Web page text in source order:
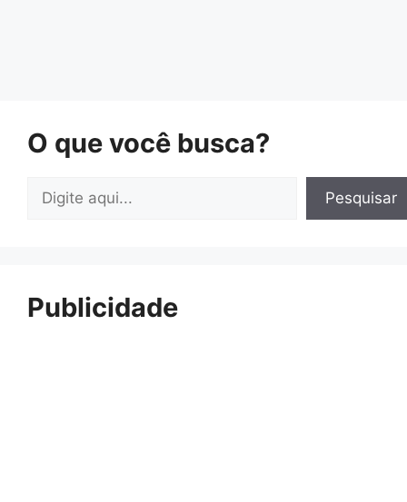
O que você busca?
Pesquisar
Pesquisar
Publicidade